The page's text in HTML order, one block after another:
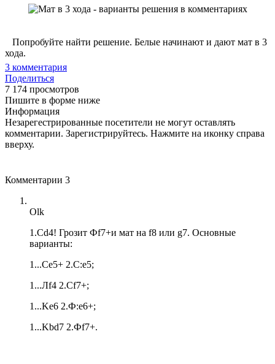
Попробуйте найти решение. Белые начинают и дают мат в 3
хода.
3 комментария
Поделиться
7 174 просмотров
Пишите в форме ниже
Информация
Незарегестрированные посетители не могут оставлять
комментарии. Зарегистрируйтесь. Нажмите на иконку справа
вверху.
Комментарии 3
Olk
1.Сd4! Грозит Фf7+и мат на f8 или g7. Основные
варианты:
1...Сe5+ 2.C:e5;
1...Лf4 2.Cf7+;
1...Ke6 2.Ф:e6+;
1...Kbd7 2.Фf7+.